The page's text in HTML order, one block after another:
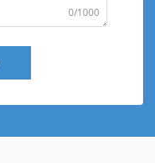
0/1000